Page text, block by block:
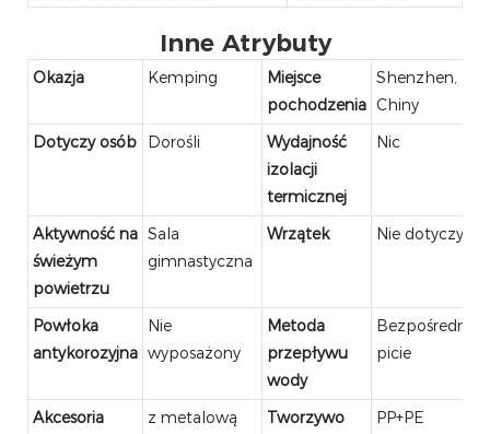
Inne Atrybuty
Okazja Kemping
Miejsce
pochodzenia
Shenzhen,
Chiny
Dotyczy osób
Dorośli
Wydajność
izolacji
termicznej
Nic
Aktywność na
świeżym
powietrzu
Sala
gimnastyczna
Wrzątek Nie dotyczy
Powłoka
antykorozyjna
Nie
wyposażony
Metoda
przepływu
wody
Bezpośrednie
picie
Akcesoria
z metalową
Tworzywo PP+PE